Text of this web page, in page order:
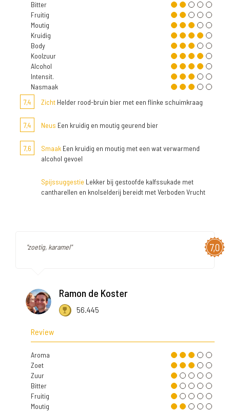
Bitter
Fruitig
Moutig
Kruidig
Body
Koolzuur
Alcohol
Intensit.
Nasmaak
7,4
Zicht Helder rood-bruin bier met een flinke schuimkraag
7,4 Neus Een kruidig en moutig geurend bier
7,6 Smaak Een kruidig en moutig met een wat verwarmend
alcohol gevoel
Spijssuggestie Lekker bij gestoofde kalfssukade met
cantharellen en knolselderij bereidt met Verboden Vrucht
7,0
"zoetig, karamel"
Ramon de Koster
56.445
Review
Aroma
Zoet
Zuur
Bitter
Fruitig
Moutig